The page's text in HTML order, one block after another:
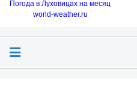
Погода в Луховицах на месяц
world-weather.ru